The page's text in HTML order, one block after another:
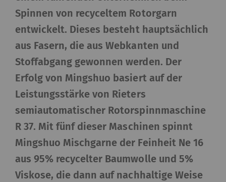
Spinnen von recyceltem Rotorgarn
entwickelt. Dieses besteht hauptsächlich
aus Fasern, die aus Webkanten und
Stoffabgang gewonnen werden. Der
Erfolg von Mingshuo basiert auf der
Leistungsstärke von Rieters
semiautomatischer Rotorspinnmaschine
R 37. Mit fünf dieser Maschinen spinnt
Mingshuo Mischgarne der Feinheit Ne 16
aus 95% recycelter Baumwolle und 5%
Viskose, die dann auf nachhaltige Weise